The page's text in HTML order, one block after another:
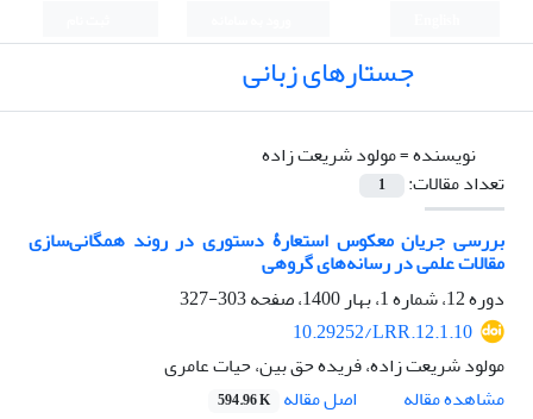
جستارهای زبانی
نویسنده =مولود شریعت زاده
تعداد مقالات:
1
بررسی جریان معکوس استعارۀ دستوری در روند همگانی‌سازی
مقالات علمی در رسانه‌های گروهی
دوره 12، شماره 1، بهار 1400، صفحه
303-327
10.29252/LRR.12.1.10
مولود شریعت زاده، فریده حق بین، حیات عامری
مشاهده مقاله
اصل مقاله 594.96 K